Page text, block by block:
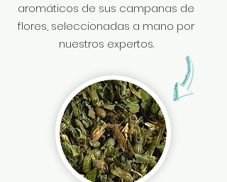
aromáticos de sus campanas de
flores, seleccionadas a mano por
nuestros expertos.